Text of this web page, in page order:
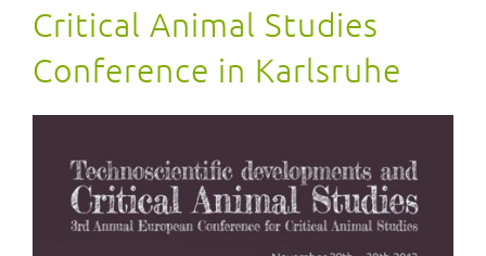
Critical Animal Studies
Conference in Karlsruhe